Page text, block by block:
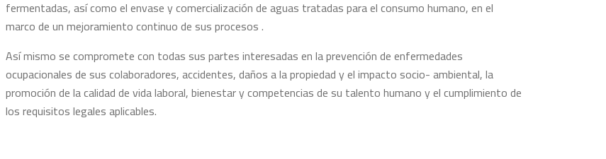
fermentadas, así como el envase y comercialización de aguas tratadas para el consumo humano, en el
marco de un mejoramiento continuo de sus procesos .
Así mismo se compromete con todas sus partes interesadas en la prevención de enfermedades
ocupacionales de sus colaboradores, accidentes, daños a la propiedad y el impacto socio- ambiental, la
promoción de la calidad de vida laboral, bienestar y competencias de su talento humano y el cumplimiento de
los requisitos legales aplicables.